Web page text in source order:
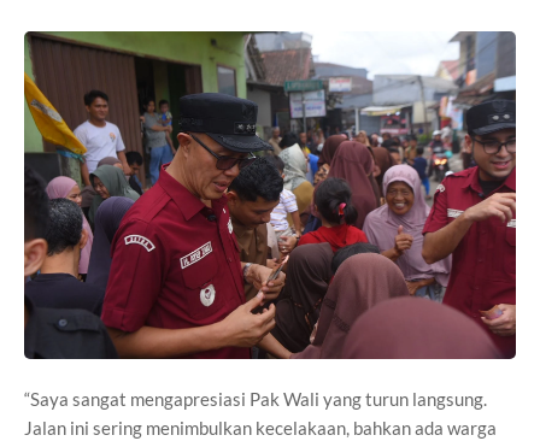
“Saya sangat mengapresiasi Pak Wali yang turun langsung.
Jalan ini sering menimbulkan kecelakaan, bahkan ada warga